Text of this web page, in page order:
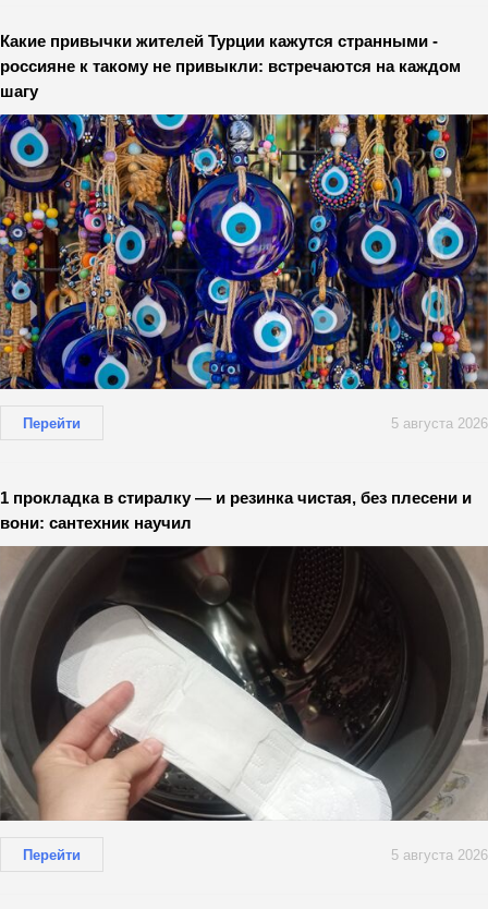
Какие привычки жителей Турции кажутся странными -
россияне к такому не привыкли: встречаются на каждом
шагу
Перейти 5 августа 2026
1 прокладка в стиралку — и резинка чистая, без плесени и
вони: сантехник научил
Перейти 5 августа 2026